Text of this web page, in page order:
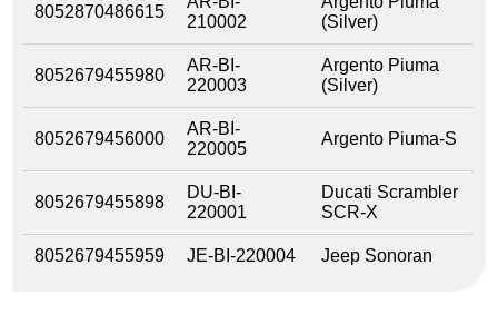
8052870486615
210002
(Silver)
8052679455980
AR-BI-
220003
Argento Piuma
(Silver)
8052679456000
AR-BI-
220005
Argento Piuma-S
8052679455898
DU-BI-
220001
Ducati Scrambler
SCR-X
8052679455959 JE-BI-220004 Jeep Sonoran